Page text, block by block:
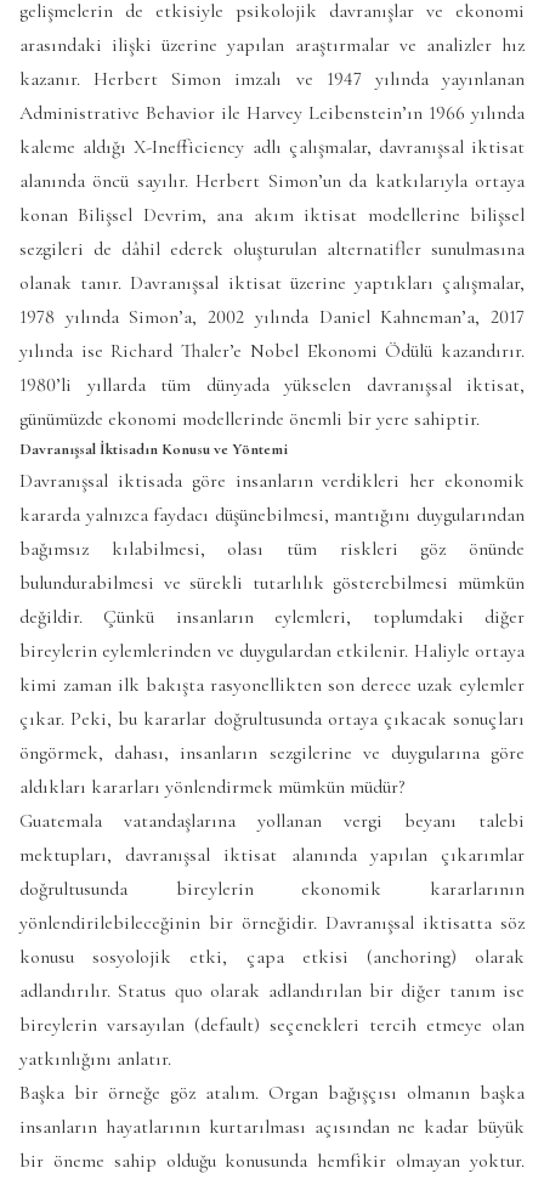
gelişmelerin de etkisiyle psikolojik davranışlar ve ekonomi
arasındaki ilişki üzerine yapılan araştırmalar ve analizler hız
kazanır. Herbert Simon imzalı ve 1947 yılında yayınlanan
Administrative Behavior ile Harvey Leibenstein’ın 1966 yılında
kaleme aldığı X-Inefficiency adlı çalışmalar, davranışsal iktisat
alanında öncü sayılır. Herbert Simon’un da katkılarıyla ortaya
konan Bilişsel Devrim, ana akım iktisat modellerine bilişsel
sezgileri de dâhil ederek oluşturulan alternatifler sunulmasına
olanak tanır. Davranışsal iktisat üzerine yaptıkları çalışmalar,
1978 yılında Simon’a, 2002 yılında Daniel Kahneman’a, 2017
yılında ise Richard Thaler’e Nobel Ekonomi Ödülü kazandırır.
1980’li yıllarda tüm dünyada yükselen davranışsal iktisat,
günümüzde ekonomi modellerinde önemli bir yere sahiptir.
Davranışsal İktisadın Konusu ve Yöntemi
Davranışsal iktisada göre insanların verdikleri her ekonomik
kararda yalnızca faydacı düşünebilmesi, mantığını duygularından
bağımsız kılabilmesi, olası tüm riskleri göz önünde
bulundurabilmesi ve sürekli tutarlılık gösterebilmesi mümkün
değildir. Çünkü insanların eylemleri, toplumdaki diğer
bireylerin eylemlerinden ve duygulardan etkilenir. Haliyle ortaya
kimi zaman ilk bakışta rasyonellikten son derece uzak eylemler
çıkar. Peki, bu kararlar doğrultusunda ortaya çıkacak sonuçları
öngörmek, dahası, insanların sezgilerine ve duygularına göre
aldıkları kararları yönlendirmek mümkün müdür?
Guatemala vatandaşlarına yollanan vergi beyanı talebi
mektupları, davranışsal iktisat alanında yapılan çıkarımlar
doğrultusunda bireylerin ekonomik kararlarının
yönlendirilebileceğinin bir örneğidir. Davranışsal iktisatta söz
konusu sosyolojik etki, çapa etkisi (anchoring) olarak
adlandırılır. Status quo olarak adlandırılan bir diğer tanım ise
bireylerin varsayılan (default) seçenekleri tercih etmeye olan
yatkınlığını anlatır.
Başka bir örneğe göz atalım. Organ bağışçısı olmanın başka
insanların hayatlarının kurtarılması açısından ne kadar büyük
bir öneme sahip olduğu konusunda hemfikir olmayan yoktur.